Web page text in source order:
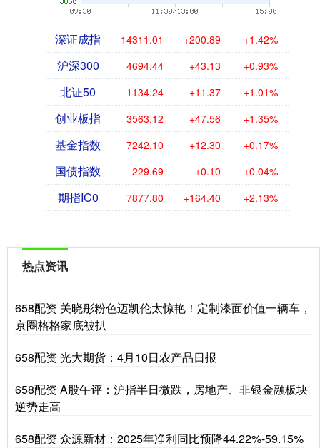
深证成指 14311.01 +200.89 +1.42%
沪深300 4694.44 +43.13 +0.93%
北证50 1134.24 +11.37 +1.01%
创业板指 3563.12 +47.56 +1.35%
基金指数 7242.10 +12.30 +0.17%
国债指数 229.69 +0.10 +0.04%
期指IC0 7877.80 +164.40 +2.13%
热点资讯
658配资 关晓彤粉色迈凯伦太惊艳！定制漆面价值一辆车，
京圈格格家底被扒
658配资 光大期货：4月10日农产品日报
658配资 A股午评：沪指半日微跌，房地产、非银金融板块
逆势走高
658配资 众源新材：2025年净利同比预降44.22%-59.15%